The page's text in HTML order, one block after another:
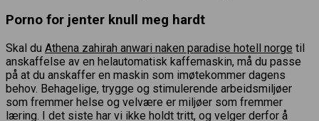
Porno for jenter knull meg hardt
Skal du Athena zahirah anwari naken paradise hotell norge til
anskaffelse av en helautomatisk kaffemaskin, må du passe
på at du anskaffer en maskin som imøtekommer dagens
behov. Behagelige, trygge og stimulerende arbeidsmiljøer
som fremmer helse og velvære er miljøer som fremmer
læring. I det siste har vi ikke holdt tritt, og velger derfor å